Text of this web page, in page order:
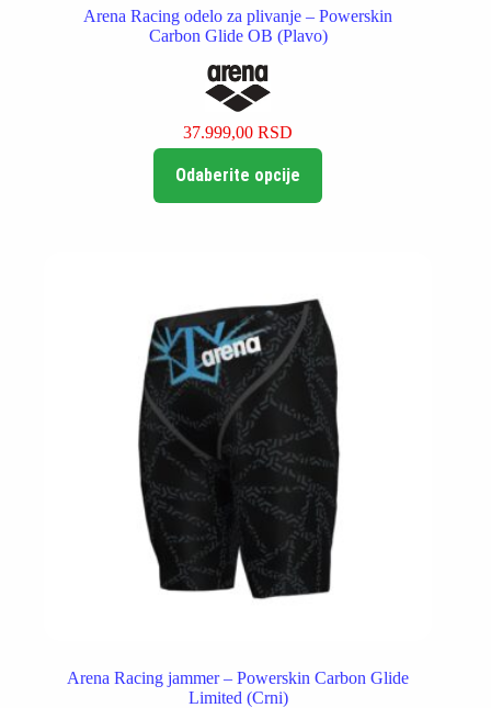
Arena Racing odelo za plivanje – Powerskin
Carbon Glide OB (Plavo)
37.999,00RSD
Odaberite opcije
proizvod
izabrane
na
stranici
proizvoda.
Arena Racing jammer – Powerskin Carbon Glide
Limited (Crni)